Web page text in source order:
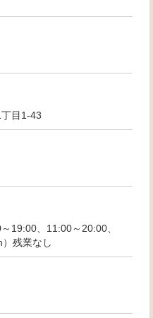
目1-43
19:00、11:00～20:00、
残業なし